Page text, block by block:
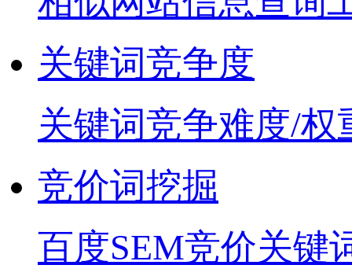
关键词竞争度
关键词竞争难度/权
竞价词挖掘
百度SEM竞价关键